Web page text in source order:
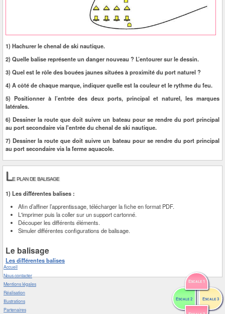
Escale 3
Escale 2
Escale 1
Accueil
Nous contacter
Mentions légales
Réalisation
Illustrations
Partenaires
1) Hachurer le chenal de ski nautique.
2) Quelle balise représente un danger nouveau ? L’entourer sur le dessin.
3) Quel est le rôle des bouées jaunes situées à proximité du port naturel ?
4) A côté de chaque marque, indiquer quelle est la couleur et le rythme du feu.
5) Positionner à l’entrée des deux ports, principal et naturel, les marques
latérales.
6) Dessiner la route que doit suivre un bateau pour se rendre du port principal
au port secondaire via l'entrée du chenal de ski nautique.
7) Dessiner la route que doit suivre un bateau pour se rendre du port principal
au port secondaire via la ferme aquacole.
Le plan de balisage
1) Les différentes balises :
Afin d’affiner l’apprentissage, télécharger la fiche en format PDF.
L'imprimer puis la coller sur un support cartonné.
Découper les différents éléments.
Simuler différentes configurations de balisage.
Le balisage
Les différentes balises